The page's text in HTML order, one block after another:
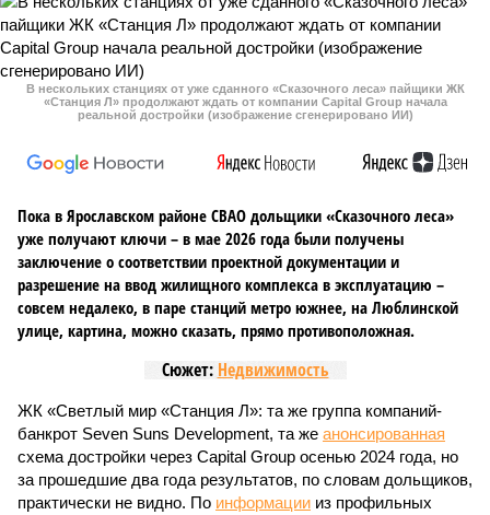
В нескольких станциях от уже сданного «Сказочного леса» пайщики ЖК
«Станция Л» продолжают ждать от компании Capital Group начала
реальной достройки (изображение сгенерировано ИИ)
Пока в Ярославском районе СВАО дольщики «Сказочного леса»
уже получают ключи – в мае 2026 года были получены
заключение о соответствии проектной документации и
разрешение на ввод жилищного комплекса в эксплуатацию –
совсем недалеко, в паре станций метро южнее, на Люблинской
улице, картина, можно сказать, прямо противоположная.
Сюжет: Недвижимость
ЖК «Светлый мир «Станция Л»: та же группа компаний-
банкрот Seven Suns Development, та же анонсированная
схема достройки через Capital Group осенью 2024 года, но
за прошедшие два года результатов, по словам дольщиков,
практически не видно. По информации из профильных